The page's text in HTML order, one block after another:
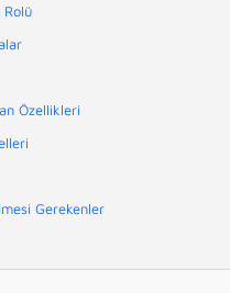
Özellikleri
Gerekenler